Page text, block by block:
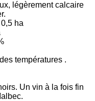
légèrement calcaire
0,5 ha
températures .
Un vin à la fois fin